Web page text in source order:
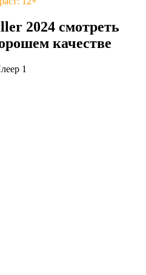
2024 смотреть
качестве
1